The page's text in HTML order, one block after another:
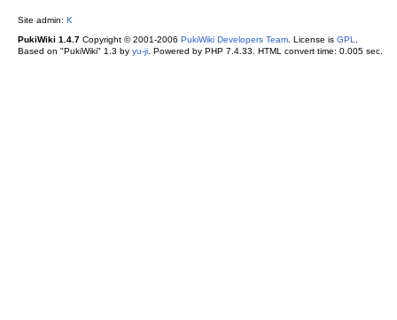
Site admin: K
PukiWiki 1.4.7Copyright © 2001-2006 PukiWiki Developers Team. License is GPL
Based on "PukiWiki" 1.3 by yu-ji. Powered by PHP 7.4.33. HTML convert time: 0.005 sec.